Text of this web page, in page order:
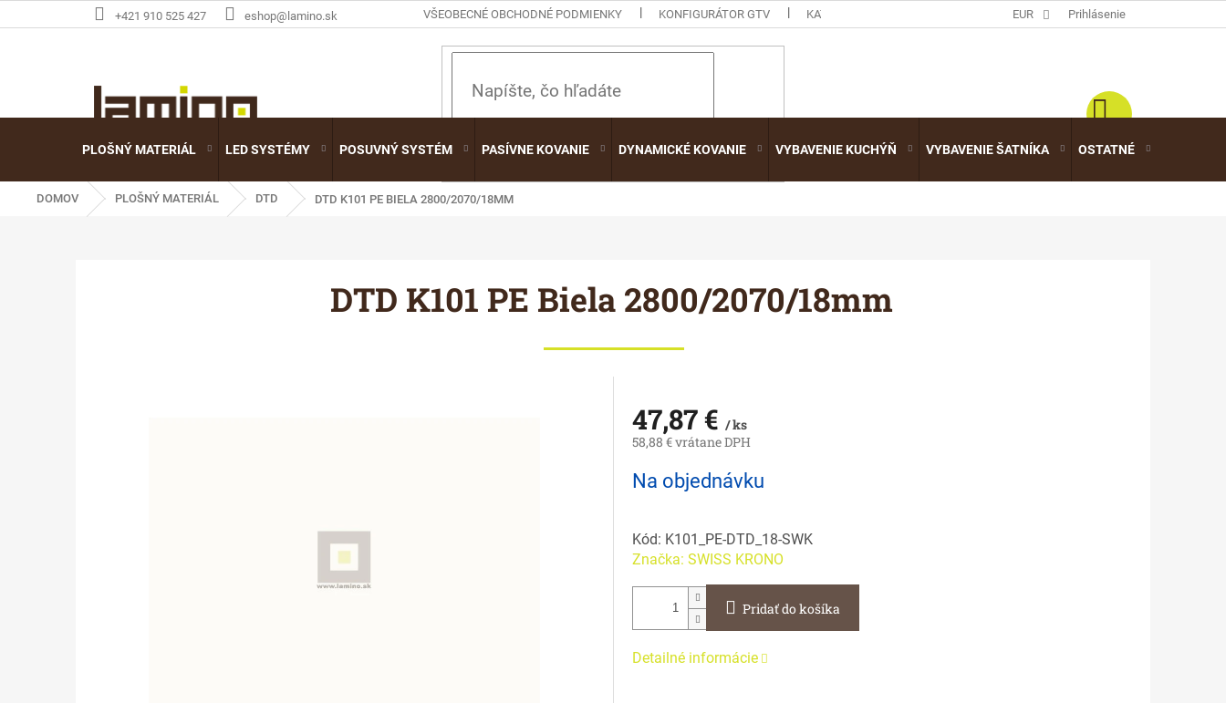
na
+421 910 525 427 eshop@lamino.sk VŠEOBECNÉ OBCHODNÉ PODMIENKY KONFIGURÁTOR GTV KATALÓGY EUR Prihlásenie
HĽADAŤ
PLOŠNÝ MATERIÁL LED SYSTÉMY POSUVNÝ SYSTÉM PASÍVNE KOVANIE DYNAMICKÉ KOVANIE VYBAVENIE KUCHÝŇ VYBAVENIE ŠATNÍKA OSTATNÉ
DOMOV PLOŠNÝ MATERIÁL DTD DTD K101 PE BIELA 2800/2070/18MM
DTD K101 PE Biela 2800/2070/18mm
47,87 € / ks
58,88 € vrátane DPH
Jednotková
cena:
Na objednávku
Kód: K101_PE-DTD_18-SWK
Značka: SWISS KRONO
Pridať do košíka
Detailné informácie